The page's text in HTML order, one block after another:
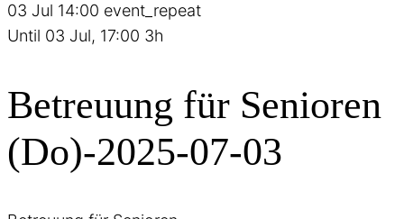
03 Jul 14:00 event_repeat
Until 03 Jul, 17:00 3h
Betreuung für Senioren
(Do)-2025-07-03